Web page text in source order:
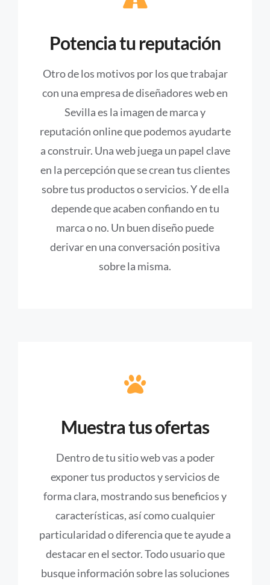
Potencia tu reputación
Otro de los motivos por los que trabajar
con una empresa de diseñadores web en
Sevilla es la imagen de marca y
reputación online que podemos ayudarte
a construir. Una web juega un papel clave
en la percepción que se crean tus clientes
sobre tus productos o servicios. Y de ella
depende que acaben confiando en tu
marca o no. Un buen diseño puede
derivar en una conversación positiva
sobre la misma.
Muestra tus ofertas
Dentro de tu sitio web vas a poder
exponer tus productos y servicios de
forma clara, mostrando sus beneficios y
características, así como cualquier
particularidad o diferencia que te ayude a
destacar en el sector. Todo usuario que
busque información sobre las soluciones